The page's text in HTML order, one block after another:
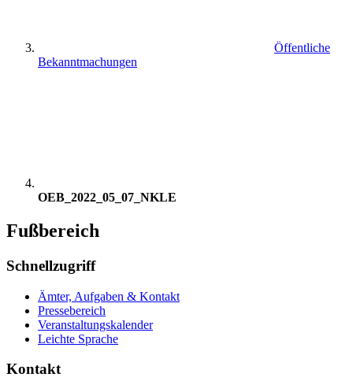
Öffentliche
Bekanntmachungen
OEB_2022_05_07_NKLE
Fußbereich
Schnellzugriff
Ämter, Aufgaben & Kontakt
Pressebereich
Veranstaltungskalender
Leichte Sprache
Kontakt